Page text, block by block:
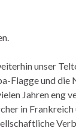
unser
Flagge und die
Jahren eng
in Frankreich